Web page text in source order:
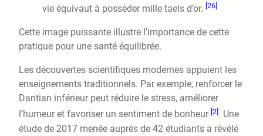
vie équivaut à posséder mille taels d’or. [26]
Cette image puissante illustre l’importance de cette
pratique pour une santé équilibrée.
Les découvertes scientifiques modernes appuient les
enseignements traditionnels. Par exemple, renforcer le
Dantian inférieur peut réduire le stress, améliorer
l’humeur et favoriser un sentiment de bonheur [2]. Une
étude de 2017 menée auprès de 42 étudiants a révélé